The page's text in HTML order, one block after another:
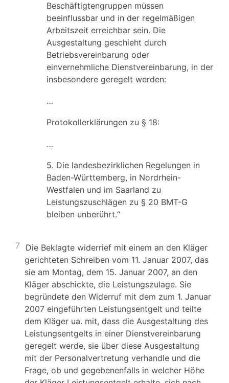
Beschäftigtengruppen müssen
beeinflussbar und in der regelmäßigen
Arbeitszeit erreichbar sein. Die
Ausgestaltung geschieht durch
Betriebsvereinbarung oder
einvernehmliche Dienstvereinbarung, in der
insbesondere geregelt werden:
…
Protokollerklärungen zu § 18:
…
5. Die landesbezirklichen Regelungen in
Baden-Württemberg, in Nordrhein-
Westfalen und im Saarland zu
Leistungszuschlägen zu § 20 BMT-G
bleiben unberührt.“
7
Die Beklagte widerrief mit einem an den Kläger
gerichteten Schreiben vom 11. Januar 2007, das
sie am Montag, dem 15. Januar 2007, an den
Kläger abschickte, die Leistungszulage. Sie
begründete den Widerruf mit dem zum 1. Januar
2007 eingeführten Leistungsentgelt und teilte
dem Kläger ua. mit, dass die Ausgestaltung des
Leistungsentgelts in einer Dienstvereinbarung
geregelt werde, sie über diese Ausgestaltung
mit der Personalvertretung verhandle und die
Frage, ob und gegebenenfalls in welcher Höhe